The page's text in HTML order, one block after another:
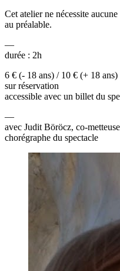
Cet atelier ne nécessite
au préalable.
—
durée : 2h
6 € (- 18 ans) / 10 € (+ 18 ans)
sur réservation
accessible avec un billet du
—
avec Judit Böröcz, co-
chorégraphe du spectacle